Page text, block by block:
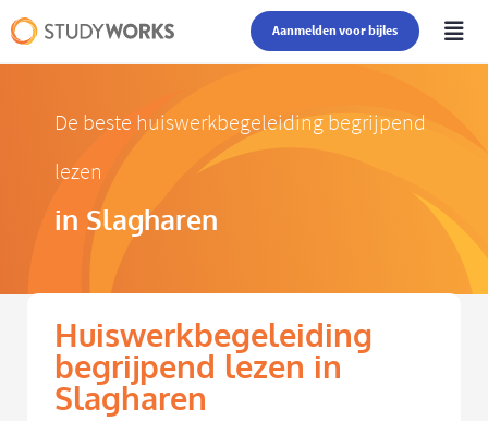
Aanmelden voor bijles
De beste huiswerkbegeleiding begrijpend
lezen
in Slagharen
Huiswerkbegeleiding
begrijpend lezen in
Slagharen